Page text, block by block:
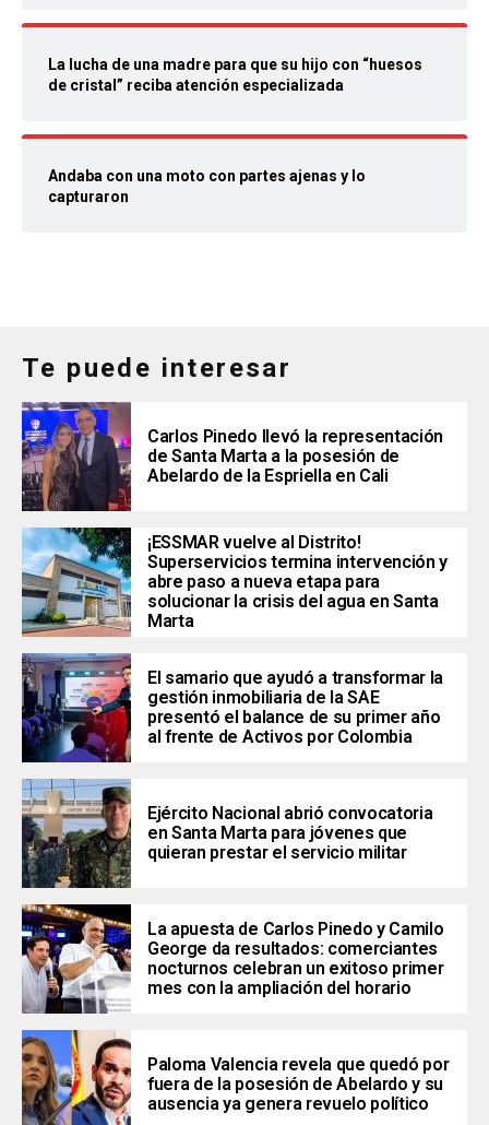
La lucha de una madre para que su hijo con “huesos
de cristal” reciba atención especializada
Andaba con una moto con partes ajenas y lo
capturaron
Te puede interesar
Carlos Pinedo llevó la representación
de Santa Marta a la posesión de
Abelardo de la Espriella en Cali
¡ESSMAR vuelve al Distrito!
Superservicios termina intervención y
abre paso a nueva etapa para
solucionar la crisis del agua en Santa
Marta
El samario que ayudó a transformar la
gestión inmobiliaria de la SAE
presentó el balance de su primer año
al frente de Activos por Colombia
Ejército Nacional abrió convocatoria
en Santa Marta para jóvenes que
quieran prestar el servicio militar
La apuesta de Carlos Pinedo y Camilo
George da resultados: comerciantes
nocturnos celebran un exitoso primer
mes con la ampliación del horario
Paloma Valencia revela que quedó por
fuera de la posesión de Abelardo y su
ausencia ya genera revuelo político